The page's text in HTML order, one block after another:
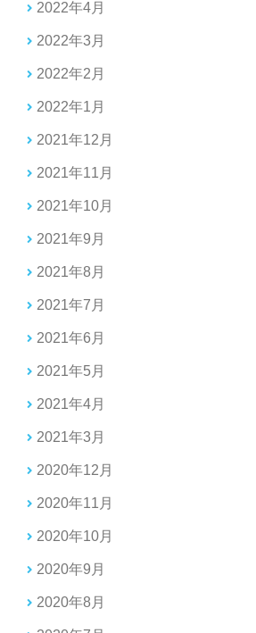
2022年4月
2022年3月
2022年2月
2022年1月
2021年12月
2021年11月
2021年10月
2021年9月
2021年8月
2021年7月
2021年6月
2021年5月
2021年4月
2021年3月
2020年12月
2020年11月
2020年10月
2020年9月
2020年8月